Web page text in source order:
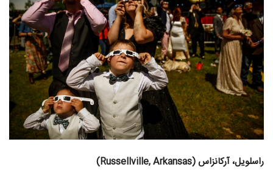
راسلویل، آرکانزاس (Russellville, Arkansas)